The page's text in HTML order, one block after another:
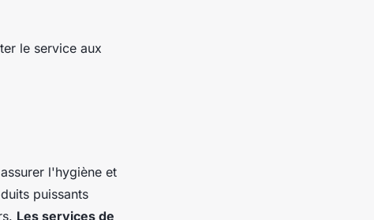
le service aux
l'hygiène et
puissants
Les services de